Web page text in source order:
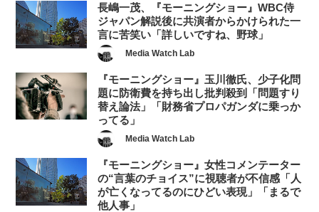
長嶋一茂、『モーニングショー』WBC侍
ジャパン解説後に共演者からかけられた一
言に苦笑い「詳しいですね、野球」
Media Watch Lab
『モーニングショー』玉川徹氏、少子化問
題に防衛費を持ち出し批判殺到「問題すり
替え論法」「財務省プロパガンダに乗っか
ってる」
Media Watch Lab
『モーニングショー』女性コメンテーター
の“言葉のチョイス”に視聴者が不信感「人
が亡くなってるのにひどい表現」「まるで
他人事」